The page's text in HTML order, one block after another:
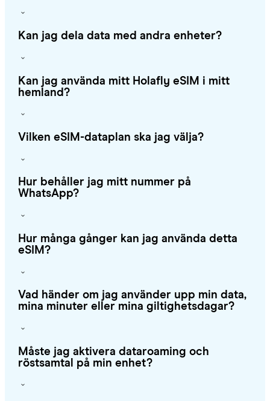
Kan jag dela data med andra enheter?
Kan jag använda mitt Holafly eSIM i mitt
hemland?
Vilken eSIM-dataplan ska jag välja?
Hur behåller jag mitt nummer på
WhatsApp?
Hur många gånger kan jag använda detta
eSIM?
Vad händer om jag använder upp min data,
mina minuter eller mina giltighetsdagar?
Måste jag aktivera dataroaming och
röstsamtal på min enhet?